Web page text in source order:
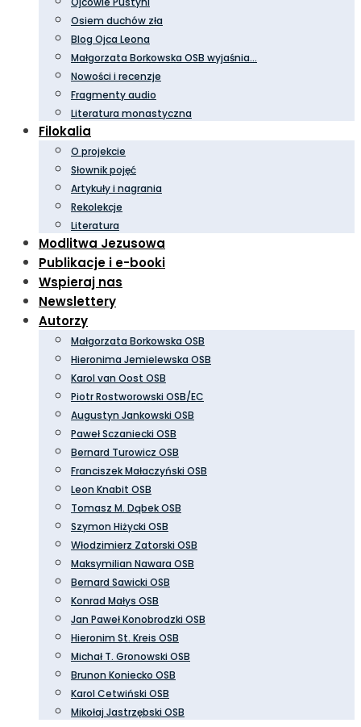
Osiem duchów zła
Blog Ojca Leona
Małgorzata Borkowska OSB wyjaśnia…
Nowości i recenzje
Fragmenty audio
Literatura monastyczna
Filokalia
O projekcie
Słownik pojęć
Artykuły i nagrania
Rekolekcje
Literatura
Modlitwa Jezusowa
Publikacje i e-booki
Wspieraj nas
Newslettery
Autorzy
Małgorzata Borkowska OSB
Hieronima Jemielewska OSB
Karol van Oost OSB
Piotr Rostworowski OSB/EC
Augustyn Jankowski OSB
Paweł Sczaniecki OSB
Bernard Turowicz OSB
Franciszek Małaczyński OSB
Leon Knabit OSB
Tomasz M. Dąbek OSB
Szymon Hiżycki OSB
Włodzimierz Zatorski OSB
Maksymilian Nawara OSB
Bernard Sawicki OSB
Konrad Małys OSB
Jan Paweł Konobrodzki OSB
Hieronim St. Kreis OSB
Michał T. Gronowski OSB
Brunon Koniecko OSB
Karol Cetwiński OSB
Mikołaj Jastrzębski OSB